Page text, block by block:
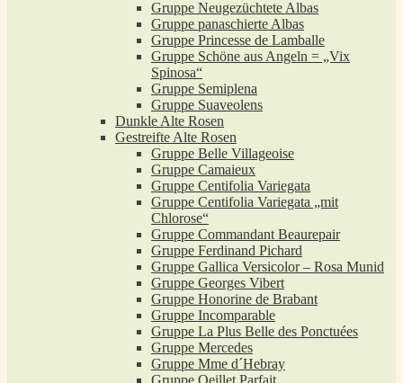
Gruppe Neugezüchtete Albas
Gruppe panaschierte Albas
Gruppe Princesse de Lamballe
Gruppe Schöne aus Angeln = „Vix
Spinosa“
Gruppe Semiplena
Gruppe Suaveolens
Dunkle Alte Rosen
Gestreifte Alte Rosen
Gruppe Belle Villageoise
Gruppe Camaieux
Gruppe Centifolia Variegata
Gruppe Centifolia Variegata „mit
Chlorose“
Gruppe Commandant Beaurepair
Gruppe Ferdinand Pichard
Gruppe Gallica Versicolor – Rosa Munid
Gruppe Georges Vibert
Gruppe Honorine de Brabant
Gruppe Incomparable
Gruppe La Plus Belle des Ponctuées
Gruppe Mercedes
Gruppe Mme d´Hebray
Gruppe Oeillet Parfait